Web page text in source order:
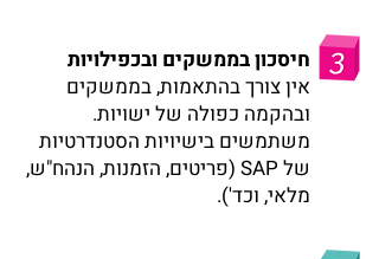
חיסכון בממשקים ובכפילויות
אין צורך בהתאמות, בממשקים
ובהקמה כפולה של ישויות.
משתמשים בישיויות הסטנדרטיות
של SAP (פריטים, הזמנות, הנהח"ש,
מלאי, וכד').